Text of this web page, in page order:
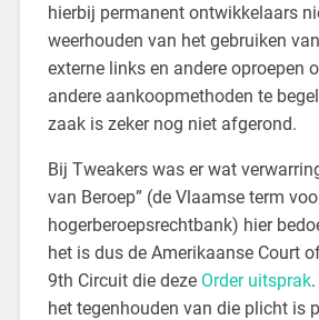
hierbij permanent ontwikkelaars
weerhouden van het gebruiken
externe links en andere oproepen
andere aankoopmethoden te
zaak is zeker nog niet afgerond.
Bij Tweakers was er wat
van Beroep” (de Vlaamse term
hogerberoepsrechtbank) hier
het is dus de Amerikaanse Court
9th Circuit die deze Order uitsprak.
het tegenhouden van die plicht is